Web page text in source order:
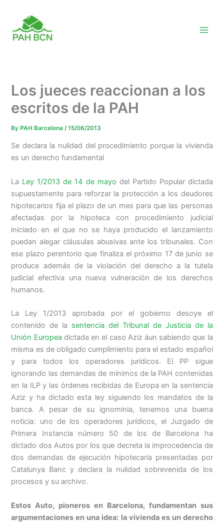
content
Los jueces reaccionan a los
escritos de la PAH
By PAH Barcelona/15/06/2013
Se declara la nulidad del procedimiento porque la vivienda
es un derecho fundamental
La Ley 1/2013 de 14 de mayo del Partido Popular dictada
supuestamente para reforzar la protección a los deudores
hipotecarios fija el plazo de un mes para que las personas
afectadas por la hipoteca con procedimiento judicial
iniciado en el que no se haya producido el lanzamiento
puedan alegar cláusulas abusivas ante los tribunales. Con
ese plazo perentorio que finaliza el próximo 17 de junio se
produce además de la violación del derecho a la tutela
judicial efectiva una nueva vulneración de los derechos
humanos.
La Ley 1/2013 aprobada por el gobierno desoye el
contenido de la sentencia del Tribunal de Justicia de la
Unión Europea dictada en el caso Aziz áun sabiendo que la
misma es de obligado cumplimiento para el estado español
y para todos los operadores jurídicos. El PP sigue
ignorando las demandas de mínimos de la PAH contenidas
en la ILP y las órdenes recibidas de Europa en la sentencia
Aziz y ha dictado esta ley siguiendo los mandatos de la
banca. A pesar de su ignominia, tenemos una buena
noticia: uno de los operadores jurídicos, el Juzgado de
Primera Instancia número 50 de los de Barcelona ha
dictado dos Autos por los que decreta la improcedencia de
dos demandas de ejecución hipotecaria presentadas por
Catalunya Banc y declara la nulidad sobrevenida de los
procesos y su archivo.
Estos Auto, pioneros en Barcelona, fundamentan sus
argumentaciones en una idea: la vivienda es un derecho